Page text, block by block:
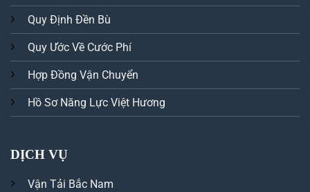
Quy Định Đền Bù
Quy Ước Về Cước Phí
Hợp Đồng Vận Chuyển
Hồ Sơ Năng Lực Việt Hương
DỊCH VỤ
Vận Tải Bắc Nam